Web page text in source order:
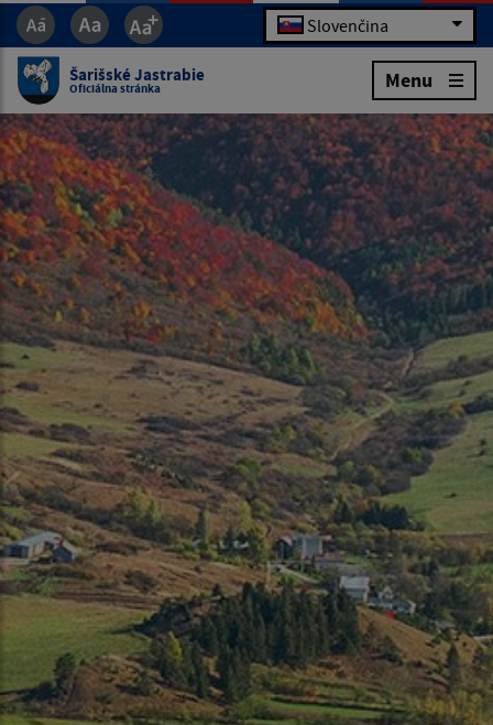
Slovenčina
Šarišské Jastrabie
Oficiálna stránka Menu